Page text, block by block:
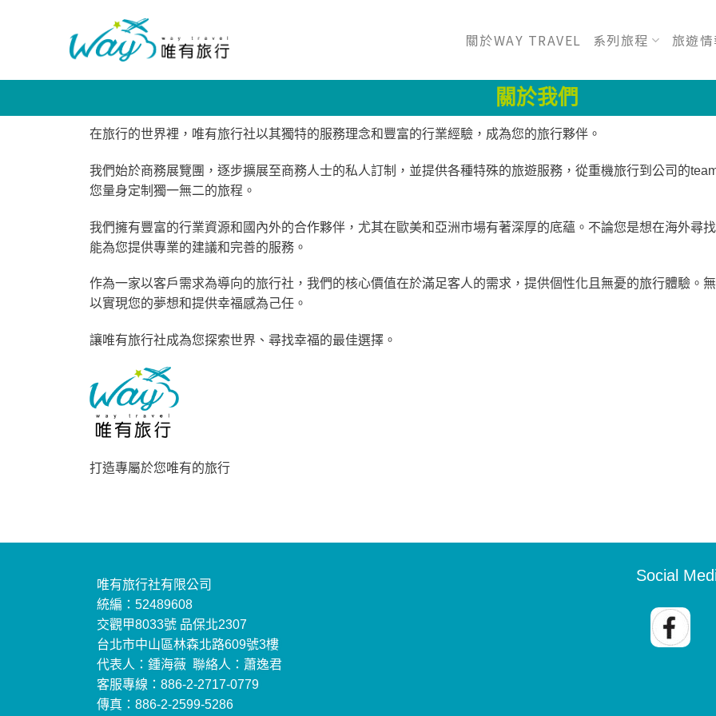
關於WAY TRAVEL 系列旅程 旅遊
關於我們
在旅行的世界裡，唯有旅行社以其獨特的服務理念和豐富的行業經驗，成為您的旅行夥伴。
我們始於商務展覽團，逐步擴展至商務人士的私人訂制，並提供各種特殊的旅遊服務，從重機旅行到公司的
您量身定制獨一無二的旅程。
我們擁有豐富的行業資源和國內外的合作夥伴，尤其在歐美和亞洲市場有著深厚的底蘊。不論您是想在海外尋
能為您提供專業的建議和完善的服務。
作為一家以客戶需求為導向的旅行社，我們的核心價值在於滿足客人的需求，提供個性化且無憂的旅行體驗。
以實現您的夢想和提供幸福感為己任。
讓唯有旅行社成為您探索世界、尋找幸福的最佳選擇。
打造專屬於您唯有的旅行
唯有旅行社有限公司
統編：52489608
交觀甲8033號 品保北2307
台北市中山區林森北路609號3樓
代表人：鍾海薇 聯絡人：蕭逸君
客服專線：886-2-2717-0779
傳真：886-2-2599-5286
Social